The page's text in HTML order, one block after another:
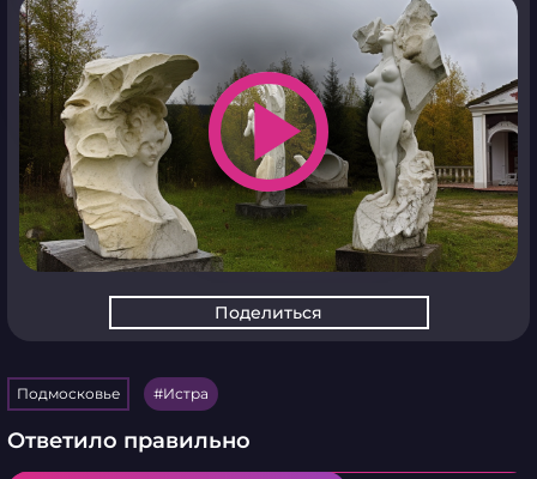
play_arrow
Поделиться
Подмосковье Истра
Ответило правильно